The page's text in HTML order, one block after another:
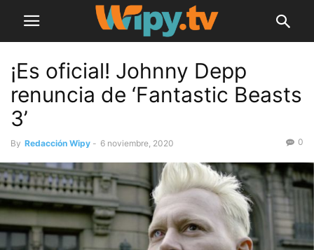
¡Es oficial! Johnny Depp
renuncia de ‘Fantastic Beasts
3’
By Redacción Wipy - 6 noviembre, 2020 0